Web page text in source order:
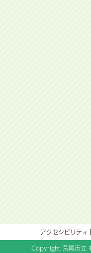
アクセシビリティ
Copyright 荒尾市立